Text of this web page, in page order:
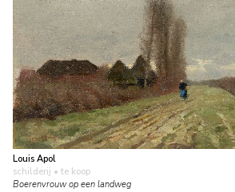
Louis Apol
schilderij • te koop
Boerenvrouw op een landweg